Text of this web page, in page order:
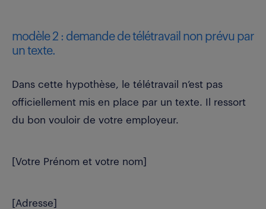
modèle 2 : demande de télétravail non prévu par
un texte.
Dans cette hypothèse, le télétravail n’est pas
officiellement mis en place par un texte. Il ressort
du bon vouloir de votre employeur.
[Votre Prénom et votre nom]
[Adresse]